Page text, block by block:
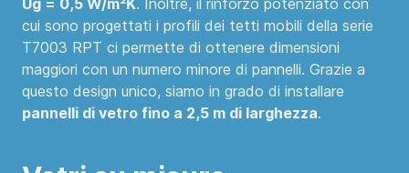
cui sono progettati i profili dei tetti mobili della serie
T7003 RPT ci permette di ottenere dimensioni
maggiori con un numero minore di pannelli. Grazie a
questo design unico, siamo in grado di installare
pannelli di vetro fino a 2,5 m di larghezza.